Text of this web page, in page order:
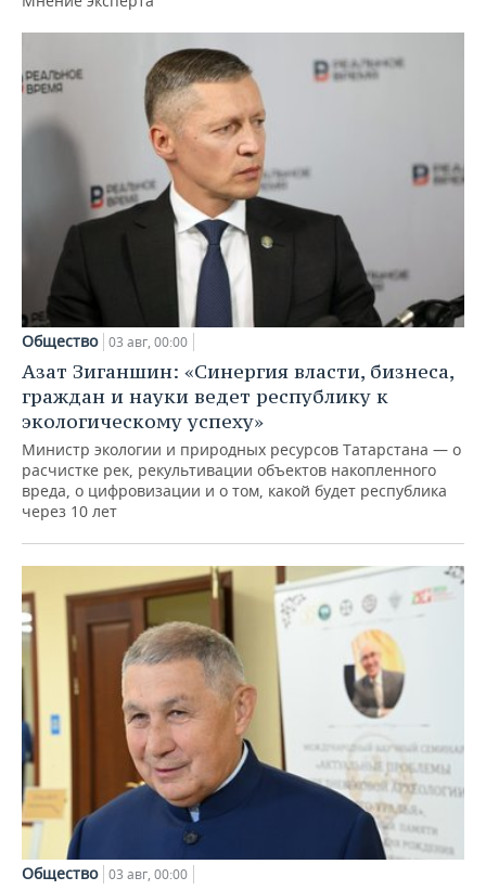
Общество 03 авг, 00:00
Азат Зиганшин: «Синергия власти, бизнеса,
граждан и науки ведет республику к
экологическому успеху»
Министр экологии и природных ресурсов Татарстана — о
расчистке рек, рекультивации объектов накопленного
вреда, о цифровизации и о том, какой будет республика
через 10 лет
Общество 03 авг, 00:00